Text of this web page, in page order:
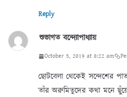
Reply
শুভাগত বন্দ্যোপাধ্যায়
October 5, 2019 at 8:22 am
ছোটবেলা থেকেই সন্দেশের
তাঁর অরুমিতুদের কথা মনে